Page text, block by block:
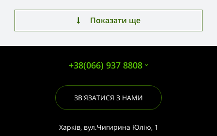
Показати ще
+38(066) 937 8808
ЗВ'ЯЗАТИСЯ З НАМИ
Харків, вул.Чигирина Юлію, 1